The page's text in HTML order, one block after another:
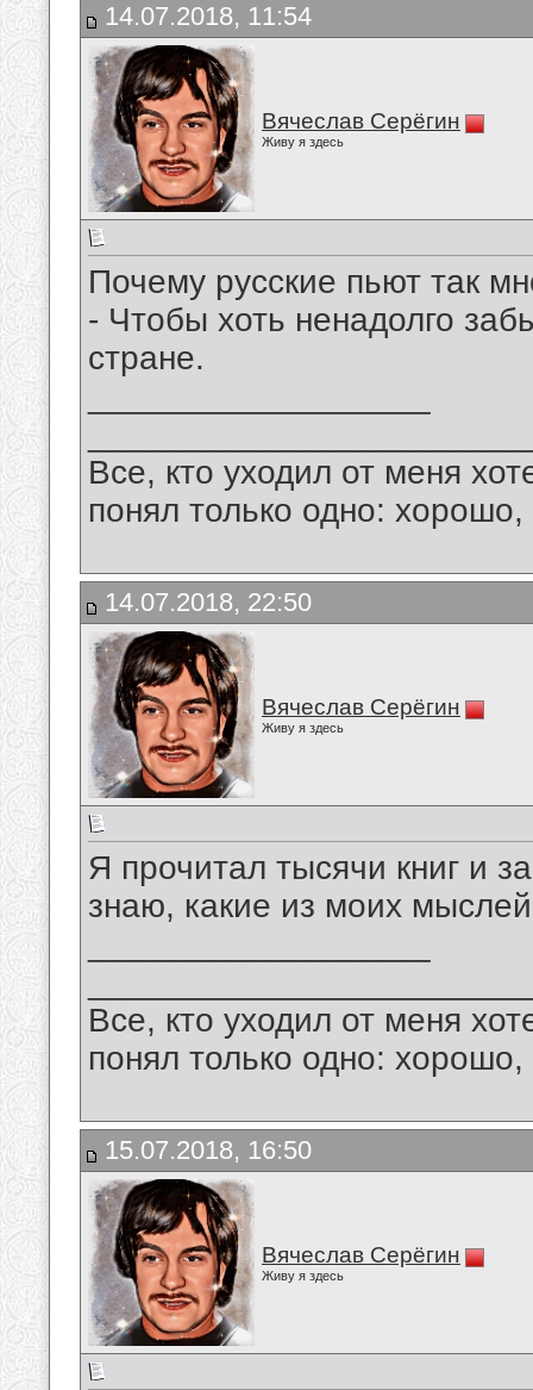
14.07.2018, 11:54
Вячеслав Серёгин
Живу я здесь
Почему русские пьют так
- Чтобы хоть ненадолго
стране.
Все, кто уходил от меня
понял только одно:
14.07.2018, 22:50
Вячеслав Серёгин
Живу я здесь
Я прочитал тысячи книг и
знаю, какие из моих
Все, кто уходил от меня
понял только одно:
15.07.2018, 16:50
Вячеслав Серёгин
Живу я здесь